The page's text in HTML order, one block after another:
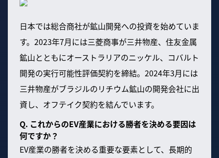
日本では総合商社が鉱山開発への投資を始めていま
す。2023年7月には三菱商事が三井物産、住友金属
鉱山とともにオーストラリアのニッケル、コバルト
開発の実行可能性評価契約を締結。2024年3月には
三井物産がブラジルのリチウム鉱山の開発会社に出
資し、オフテイク契約を結んでいます。
Q. これからのEV産業における勝者を決める要因は
何ですか？
EV産業の勝者を決める重要な要素として、長期的